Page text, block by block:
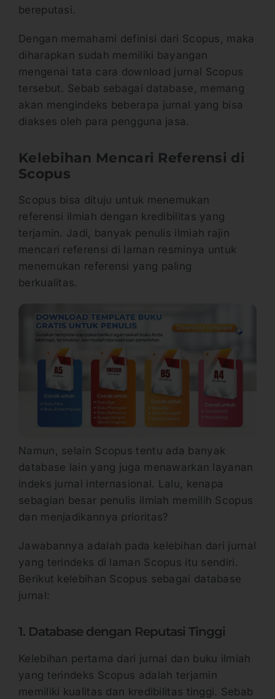
bereputasi.
Dengan memahami definisi dari Scopus, maka
diharapkan sudah memiliki bayangan
mengenai tata cara download jurnal Scopus
tersebut. Sebab sebagai database, memang
akan mengindeks beberapa jurnal yang bisa
diakses oleh para pengguna jasa.
Kelebihan Mencari Referensi di
Scopus
Scopus bisa dituju untuk menemukan
referensi ilmiah dengan kredibilitas yang
terjamin. Jadi, banyak penulis ilmiah rajin
mencari referensi di laman resminya untuk
menemukan referensi yang paling
berkualitas.
Namun, selain Scopus tentu ada banyak
database lain yang juga menawarkan layanan
indeks jurnal internasional. Lalu, kenapa
sebagian besar penulis ilmiah memilih Scopus
dan menjadikannya prioritas?
Jawabannya adalah pada kelebihan dari jurnal
yang terindeks di laman Scopus itu sendiri.
Berikut kelebihan Scopus sebagai database
jurnal:
1. Database dengan Reputasi Tinggi
Kelebihan pertama dari jurnal dan buku ilmiah
yang terindeks Scopus adalah terjamin
memiliki kualitas dan kredibilitas tinggi. Sebab